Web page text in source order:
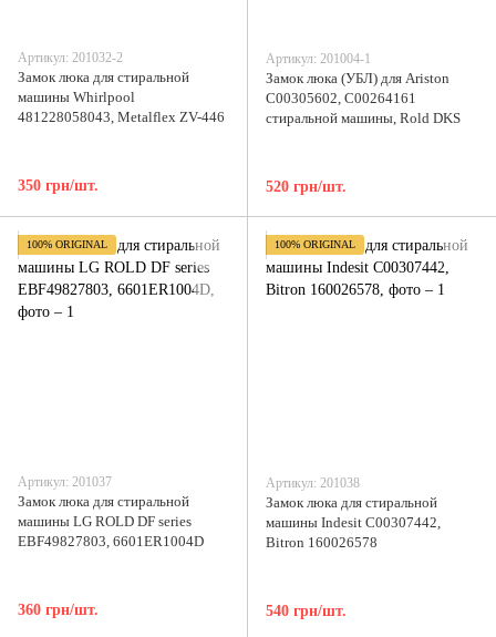
Артикул: 201032-2
Замок люка для стиральной
машины Whirlpool
481228058043, Metalflex ZV-446
350 грн/шт.
Артикул: 201004-1
Замок люка (УБЛ) для Ariston
C00305602, C00264161
стиральной машины, Rold DKS
520 грн/шт.
100% ORIGINAL
Артикул: 201037
Замок люка для стиральной
машины LG ROLD DF series
EBF49827803, 6601ER1004D
360 грн/шт.
100% ORIGINAL
Артикул: 201038
Замок люка для стиральной
машины Indesit C00307442,
Bitron 160026578
540 грн/шт.